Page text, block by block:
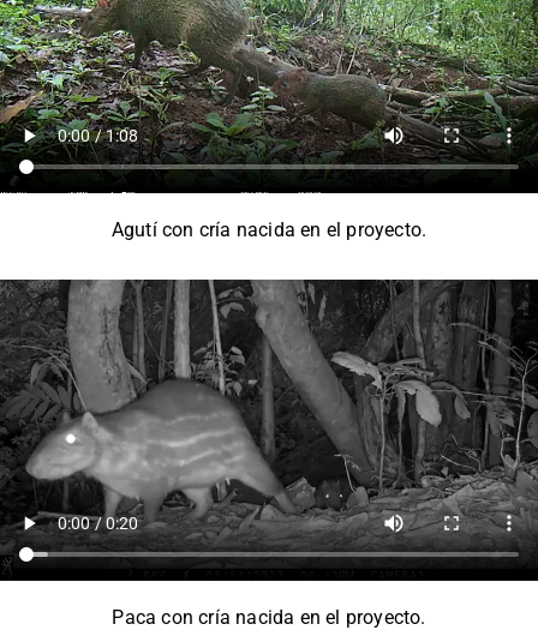
Agutí con cría nacida en el proyecto.
Paca con cría nacida en el proyecto.